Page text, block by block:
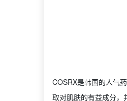
COSRX是韩国的人气
取对肌肤的有益成分，